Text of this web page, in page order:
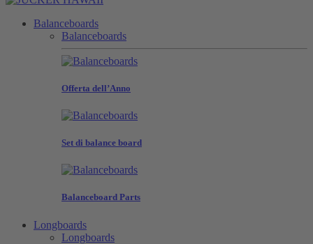
Balanceboards
Balanceboards
Offerta dell’Anno
Set di balance board
Balanceboard Parts
Longboards
Longboards